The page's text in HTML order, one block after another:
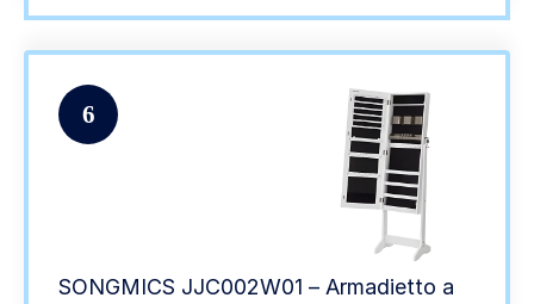
6
SONGMICS JJC002W01 – Armadietto a